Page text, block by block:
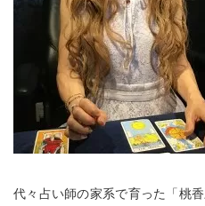
代々占い師の家系で育った「桃